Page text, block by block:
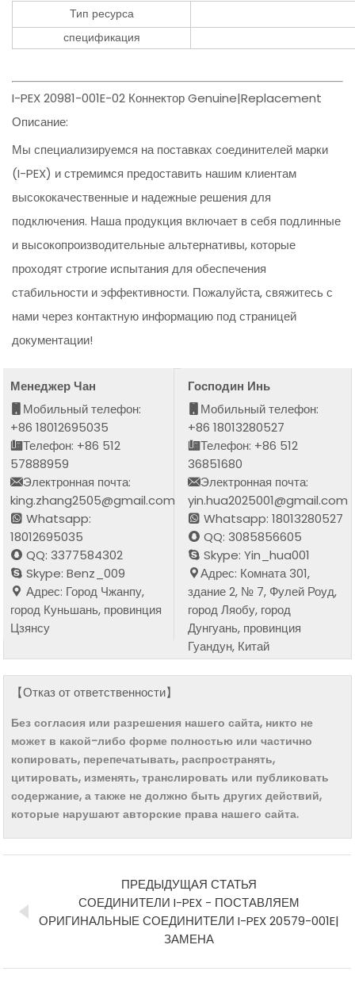
Тип ресурса
спецификация
I-PEX 20981-001E-02 Коннектор Genuine|Replacement
Описание:
Мы специализируемся на поставках соединителей марки
(I-PEX) и стремимся предоставить нашим клиентам
высококачественные и надежные решения для
подключения. Наша продукция включает в себя подлинные
и высокопроизводительные альтернативы, которые
проходят строгие испытания для обеспечения
стабильности и эффективности. Пожалуйста, свяжитесь с
нами через контактную информацию под страницей
документации!
Менеджер Чан
Мобильный телефон:
+86 18012695035
Телефон: +86 512
57888959
Электронная почта:
king.zhang2505@gmail.com
Whatsapp:
18012695035
QQ: 3377584302
Skype: Benz_009
Адрес: Город Чжанпу,
город Куньшань, провинция
Цзянсу
Господин Инь
Мобильный телефон:
+86 18013280527
Телефон: +86 512
36851680
Электронная почта:
yin.hua2025001@gmail.com
Whatsapp: 18013280527
QQ: 3085856605
Skype: Yin_hua001
Адрес: Комната 301,
здание 2, № 7, Фулей Роуд,
город Ляобу, город
Дунгуань, провинция
Гуандун, Китай
【Отказ от ответственности】
Без согласия или разрешения нашего сайта, никто не
может в какой-либо форме полностью или частично
копировать, перепечатывать, распространять,
цитировать, изменять, транслировать или публиковать
содержание, а также не должно быть других действий,
которые нарушают авторские права нашего сайта.
ПРЕДЫДУЩАЯ СТАТЬЯ
СОЕДИНИТЕЛИ I-PEX - ПОСТАВЛЯЕМ
ОРИГИНАЛЬНЫЕ СОЕДИНИТЕЛИ I-PEX 20579-001E|
ЗАМЕНА